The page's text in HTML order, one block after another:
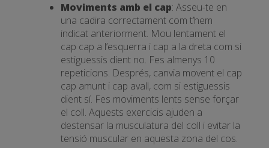
Moviments amb el cap: Asseu-te en
una cadira correctament com t’hem
indicat anteriorment. Mou lentament el
cap cap a l’esquerra i cap a la dreta com si
estiguessis dient no. Fes almenys 10
repeticions. Després, canvia movent el cap
cap amunt i cap avall, com si estiguessis
dient sí. Fes moviments lents sense forçar
el coll. Aquests exercicis ajuden a
destensar la musculatura del coll i evitar la
tensió muscular en aquesta zona del cos.